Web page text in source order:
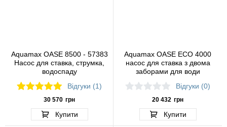
Aquamax OASE 8500 - 57383
Насос для ставка, струмка,
водоспаду
Відгуки (1)
30 570 грн
Купити
Aquamax OASE ECO 4000
насос для ставка з двома
заборами для води
Відгуки (0)
20 432 грн
Купити